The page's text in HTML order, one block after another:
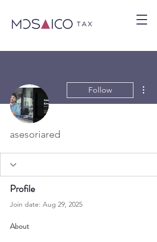
Follow
asesoriared
Profile
Join date: Aug 29, 2025
About